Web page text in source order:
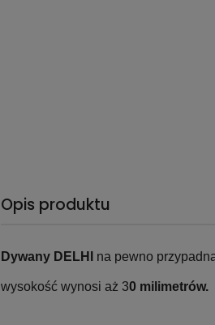
Opis produktu
Dywany DELHI na pewno
wysokość wynosi aż 30 milimetrów.